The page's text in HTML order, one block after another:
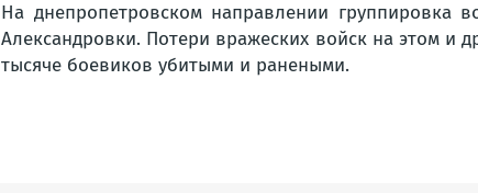
На днепропетровском направлении группировка
Александровки. Потери вражеских войск на этом и
тысяче боевиков убитыми и ранеными.